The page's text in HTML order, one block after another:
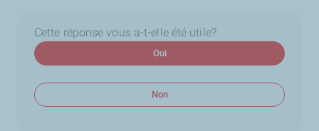
Cette réponse vous a-t-elle été utile?
Oui
Non